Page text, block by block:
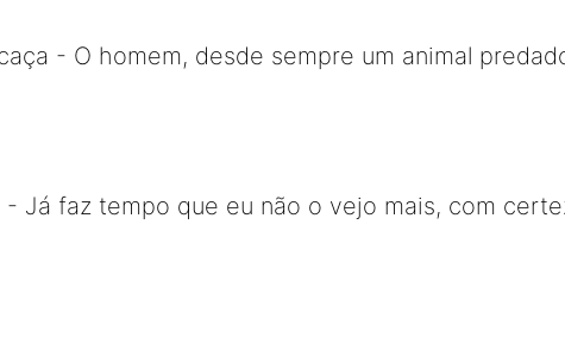
- O homem, desde sempre um animal
- Já faz tempo que eu não o vejo mais, com